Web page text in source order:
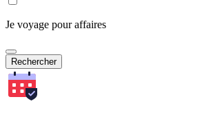
Je voyage pour affaires
Rechercher